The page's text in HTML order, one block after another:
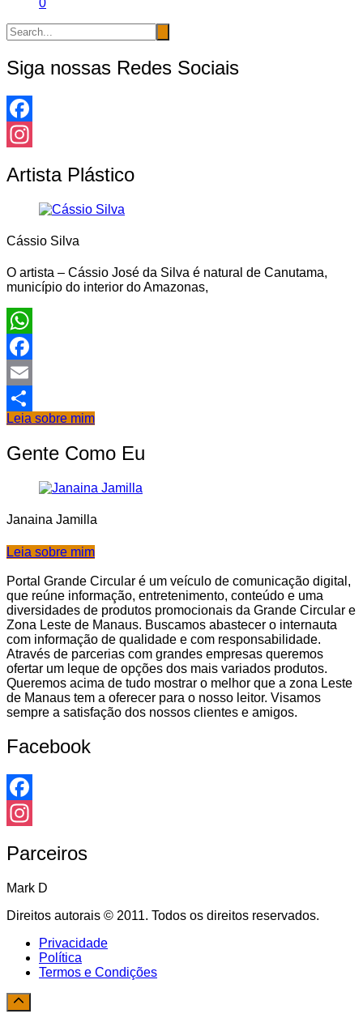
0
Siga nossas Redes Sociais
Facebook
Artista Plástico
Cássio Silva
O artista – Cássio José da Silva é natural de Canutama,
município do interior do Amazonas,
WhatsApp
Facebook
Email
Share
Leia sobre mim
Gente Como Eu
Janaina Jamilla
Leia sobre mim
Portal Grande Circular é um veículo de comunicação digital,
que reúne informação, entretenimento, conteúdo e uma
diversidades de produtos promocionais da Grande Circular e
Zona Leste de Manaus. Buscamos abastecer o internauta
com informação de qualidade e com responsabilidade.
Através de parcerias com grandes empresas queremos
ofertar um leque de opções dos mais variados produtos.
Queremos acima de tudo mostrar o melhor que a zona Leste
de Manaus tem a oferecer para o nosso leitor. Visamos
sempre a satisfação dos nossos clientes e amigos.
Facebook
Facebook
Parceiros
Mark D
Direitos autorais © 2011. Todos os direitos reservados.
Privacidade
Política
Termos e Condições